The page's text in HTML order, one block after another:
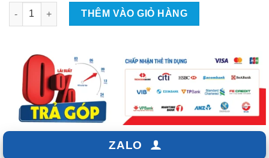
Lắp Màn hình Android Mazda CX5 Tại TP.HCM số lượng
THÊM VÀO GIỎ HÀNG
ZALO